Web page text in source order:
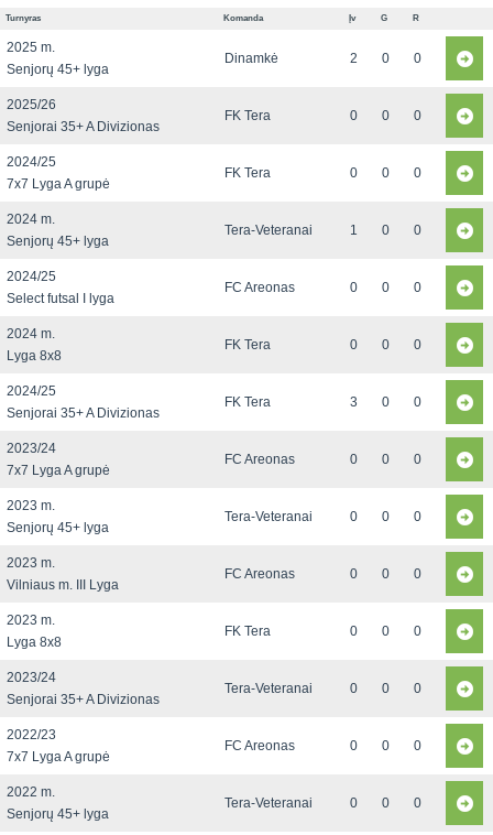
Turnyras Komanda Įv G R
2025 m.
Senjorų 45+ lyga
Dinamkė 2 0 0
2025/26
Senjorai 35+ A Divizionas
FK Tera 0 0 0
2024/25
7x7 Lyga A grupė
FK Tera 0 0 0
2024 m.
Senjorų 45+ lyga
Tera-Veteranai 1 0 0
2024/25
Select futsal I lyga
FC Areonas 0 0 0
2024 m.
Lyga 8x8
FK Tera 0 0 0
2024/25
Senjorai 35+ A Divizionas
FK Tera 3 0 0
2023/24
7x7 Lyga A grupė
FC Areonas 0 0 0
2023 m.
Senjorų 45+ lyga
Tera-Veteranai 0 0 0
2023 m.
Vilniaus m. III Lyga
FC Areonas 0 0 0
2023 m.
Lyga 8x8
FK Tera 0 0 0
2023/24
Senjorai 35+ A Divizionas
Tera-Veteranai 0 0 0
2022/23
7x7 Lyga A grupė
FC Areonas 0 0 0
2022 m.
Senjorų 45+ lyga
Tera-Veteranai 0 0 0